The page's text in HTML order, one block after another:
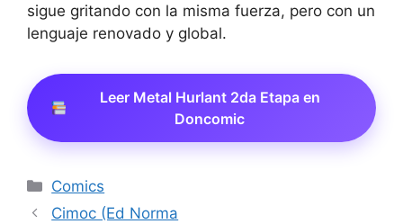
sigue gritando con la misma fuerza, pero con un
lenguaje renovado y global.
Leer Metal Hurlant 2da Etapa en
Doncomic
Categorías
Comics
Cimoc (Ed Norma